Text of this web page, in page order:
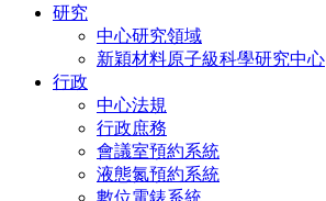
研究
中心研究領域
新穎材料原子級科學研究中心
行政
中心法規
行政庶務
會議室預約系統
液態氮預約系統
數位電錶系統